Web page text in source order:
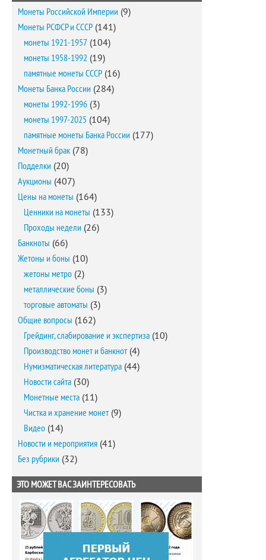
Монеты Российской Империи (9)
Монеты РСФСР и СССР (141)
монеты 1921-1957 (104)
монеты 1958-1992 (19)
памятные монеты СССР (16)
Монеты Банка России (284)
монеты 1992-1996 (3)
монеты 1997-2025 (104)
памятные монеты Банка России (177)
Монетный брак (78)
Подделки (20)
Аукционы (407)
Цены на монеты (164)
Ценники на монеты (133)
Проходы недели (26)
Банкноты (66)
Жетоны и боны (10)
жетоны метро (2)
металлические боны (3)
торговые автоматы (3)
Общие вопросы (162)
Грейдинг, слабирование и экспертиза (10)
Производство монет и банкнот(4)
Нумизматическая литература (44)
Новости сайта (30)
Монетные места (11)
Чистка и хранение монет(9)
Видео (14)
Новости и мероприятия (41)
Без рубрики (32)
ЭТО МОЖЕТ ВАС ЗАИНТЕРЕСОВАТЬ